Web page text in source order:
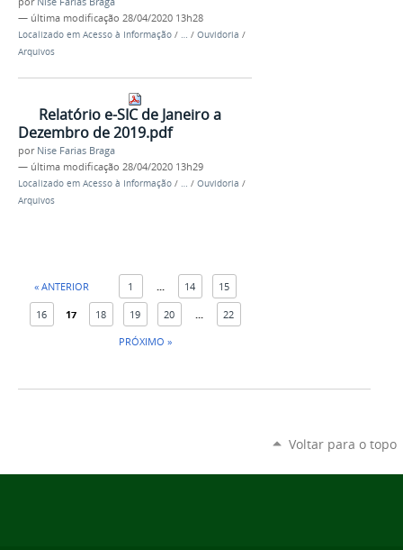
— última modificação 28/04/2020 13h28
Localizado em Acesso à Informação / … / Ouvidoria /
Arquivos
Relatório e-SIC de Janeiro a
Dezembro de 2019.pdf
por Nise Farias Braga
— última modificação 28/04/2020 13h29
Localizado em Acesso à Informação / … / Ouvidoria /
Arquivos
« ANTERIOR 1 14 15
16 17 18 19 20
22
PRÓXIMO »
Voltar para o topo